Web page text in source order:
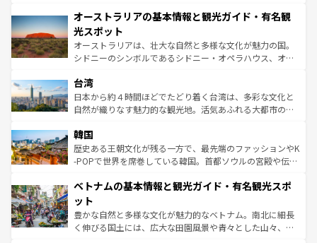
文化が魅力。旅行者はアメリカの各地域で異なる魅力を楽
しみながら、その多様性と豊かな歴史を感じることができ
るだろう。車でのロードトリップや列車の旅も、アメリカ
ならではの贅沢な旅のスタイルだ。 なお、新着のアメリカ
情報は コンテンツ一覧 を参照してほしい。
ワイ島は見逃せない。また、定番の観光地といえばオアフ
島だが、静かな自然を求めるならマウイ島やカウアイ島が
おすすめ。エメラルドグリーンに輝く海をはじめ、豊かな
文化や歴史が息づいている。「アロハスピリット」と呼ば
人々、おいしいローカルフードやハワイアンミュージッ
ク、伝統的なフラダンスなど、すべてがハワイの魅力を彩
っている。訪れるたびに新しい発見と感動が待っているハ
はコンテンツ一覧
オーストラリアの基本情報と観光ガイド・有名観
光スポット
オーストラリアは、壮大な自然と多様な文化が魅力の国。
シドニーのシンボルであるシドニー・オペラハウス、オー
リアリーフや大陸中央部にそびえるウルル（エアーズロッ
ク）、タスマニアの美しい原生林やケアンズの熱帯雨林な
ど、見どころがたくさん。また、カフェやワイン、オージ
いる。アクティビティも充実しており、サーフィンやダイ
ビング、ハイキングなど、アウトドア好きにはたまらな
い。オーストラリアの多彩な魅力を存分に味わいつくそ
参照してほしい。
台湾
日本から約４時間ほどでたどり着く台湾は、多彩な文化と
自然が織りなす魅力的な観光地。活気あふれる大都市の台
ン）、静ひつな山岳地帯である台湾東部など、都市の喧騒
と山間の静けさが共存しており、訪れる人に新しい発見と
驚きをもたらしてくれる。また、奥深い台湾の食文化も魅
容にもいいと評判のスイーツなど、バラエティ豊かな料理
照してほしい。
韓国
歴史ある王朝文化が残る一方で、最先端のファッションやK
-POPで世界を席巻している韓国。首都ソウルの宮殿や伝統
き、地方に足を延ばせば四季折々の自然美を楽しむことが
できる。そして、キムチや焼肉、絶品のストリートフード
まで、さまざまな韓国料理が待っている。夜には、韓国な
らではのナイトライフも堪能できる。あたたかいホスピタ
ベトナムの基本情報と観光ガイド・有名観光スポ
ット
豊かな自然と多様な文化が魅力的なベトナム。南北に細長
く伸びる国土には、広大な田園風景や青々とした山々、世